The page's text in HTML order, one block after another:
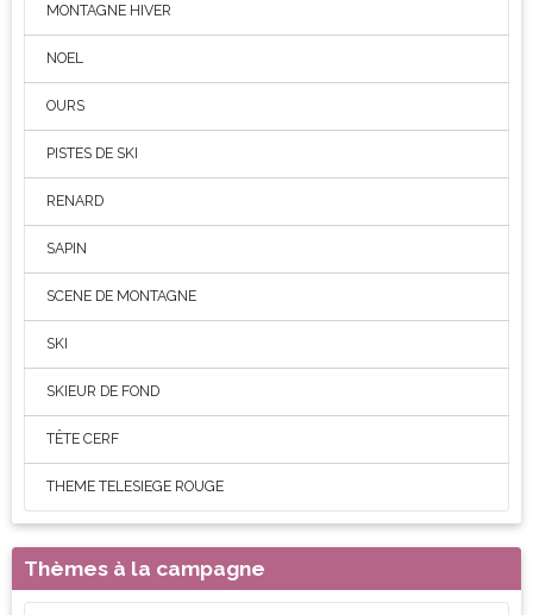
MONTAGNE HIVER
NOEL
OURS
PISTES DE SKI
RENARD
SAPIN
SCENE DE MONTAGNE
SKI
SKIEUR DE FOND
TÊTE CERF
THEME TELESIEGE ROUGE
Thèmes à la campagne